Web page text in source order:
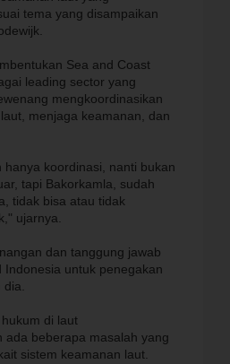
tema yang disampaikan
Sea and Coast
leading sector yang
mengkoordinasikan
menjaga keamanan, dan
hanya koordinasi, nanti bukan
tapi Bakorkamla, sudah
tidak bisa atau tidak
ujarnya.
dan tanggung jawab
Indonesia untuk penegakan
di laut
ada beberapa masalah yang
sistem keamanan laut.